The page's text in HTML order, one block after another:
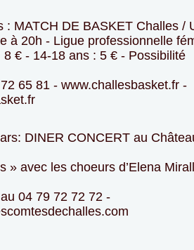
: MATCH DE BASKET Challes /
à 20h - Ligue professionnelle
8 € - 14-18 ans : 5 € - Possibilité
65 81 - www.challesbasket.fr -
DINER CONCERT au
» avec les choeurs d’Elena
04 79 72 72 72 -